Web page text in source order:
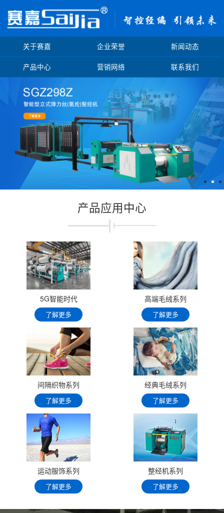
关于赛嘉 企业荣誉 新闻动态
产品中心 营销网络 联系我们
产品应用中心
5G智能时代
了解更多
高端毛绒系列
了解更多
间隔织物系列
了解更多
经典毛绒系列
了解更多
运动服饰系列
了解更多
整经机系列
了解更多